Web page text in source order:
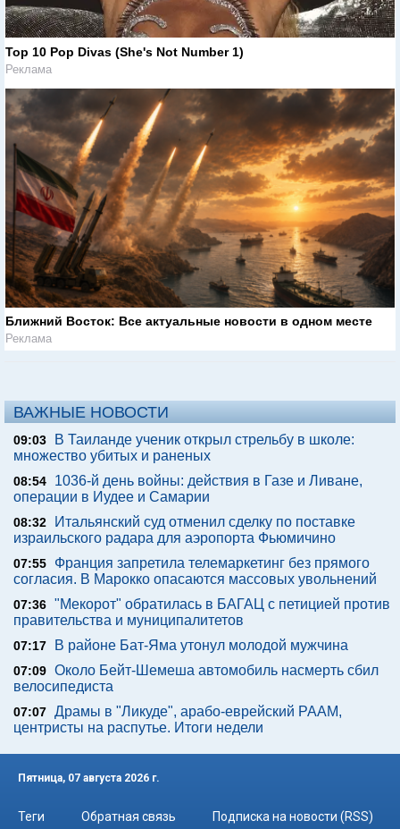
Top 10 Pop Divas (She's Not Number 1)
Реклама
Ближний Восток: Все актуальные новости в одном месте
Реклама
ВАЖНЫЕ НОВОСТИ
09:03
В Таиланде ученик открыл стрельбу в школе:
множество убитых и раненых
08:54
1036-й день войны: действия в Газе и Ливане,
операции в Иудее и Самарии
08:32
Итальянский суд отменил сделку по поставке
израильского радара для аэропорта Фьюмичино
07:55
Франция запретила телемаркетинг без прямого
согласия. В Марокко опасаются массовых увольнений
07:36 "Мекорот" обратилась в БАГАЦ с петицией против
правительства и муниципалитетов
07:17 В районе Бат-Яма утонул молодой мужчина
07:09 Около Бейт-Шемеша автомобиль насмерть сбил
велосипедиста
07:07 Драмы в "Ликуде", арабо-еврейский РААМ,
центристы на распутье. Итоги недели
Пятница, 07 августа 2026 г.
Теги Обратная связь Подписка на новости (RSS)